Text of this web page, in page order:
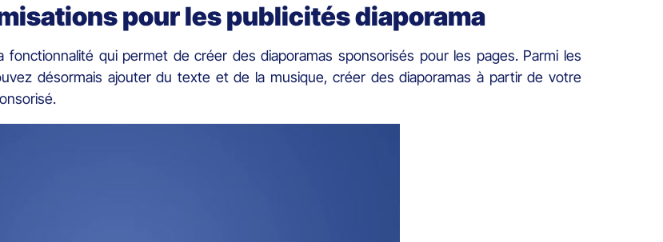
pour les publicités diaporama
fonctionnalité qui permet de créer des diaporamas sponsorisés pour les pages. Parmi les
désormais ajouter du texte et de la musique, créer des diaporamas à partir de votre